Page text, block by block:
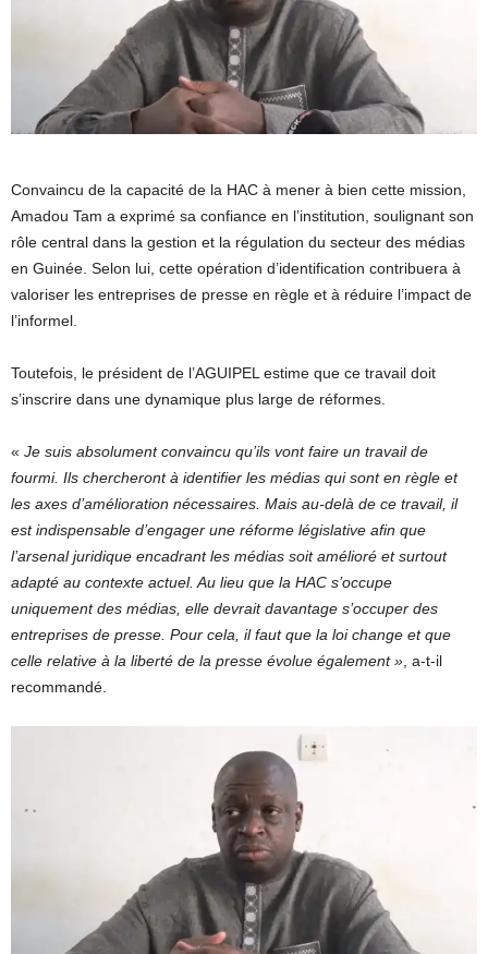
Convaincu de la capacité de la HAC à mener à bien cette mission,
Amadou Tam a exprimé sa confiance en l’institution, soulignant son
rôle central dans la gestion et la régulation du secteur des médias
en Guinée. Selon lui, cette opération d’identification contribuera à
valoriser les entreprises de presse en règle et à réduire l’impact de
l’informel.
Toutefois, le président de l’AGUIPEL estime que ce travail doit
s’inscrire dans une dynamique plus large de réformes.
« Je suis absolument convaincu qu’ils vont faire un travail de
fourmi. Ils chercheront à identifier les médias qui sont en règle et
les axes d’amélioration nécessaires. Mais au-delà de ce travail, il
est indispensable d’engager une réforme législative afin que
l’arsenal juridique encadrant les médias soit amélioré et surtout
adapté au contexte actuel. Au lieu que la HAC s’occupe
uniquement des médias, elle devrait davantage s’occuper des
entreprises de presse. Pour cela, il faut que la loi change et que
celle relative à la liberté de la presse évolue également » , a-t-il
recommandé.